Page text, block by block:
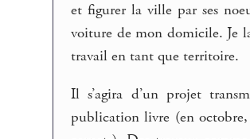
et figurer la ville par ses
voiture de mon domicile. Je
travail en tant que territoire.
Il s’agira d’un projet
publication livre (en